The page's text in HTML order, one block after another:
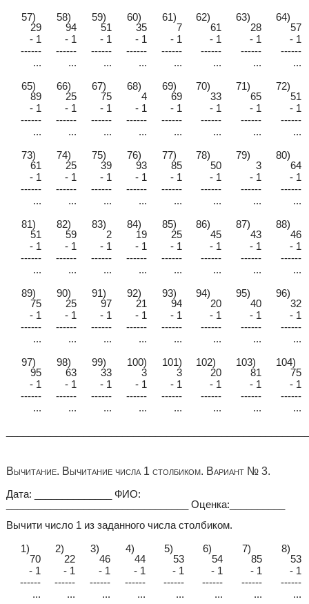
57)
29
58)
94
59)
51
60)
35
61)
7
62)
61
63)
28
64)
57
- 1
- 1 - 1 - 1 - 1 - 1 - 1
- 1
------
------ ------ ------ ------ ------ ------
------
...
... ... ... ... ... ...
...
65)
89
66)
25
67)
75
68)
4
69)
69
70)
33
71)
65
72)
51
- 1
- 1 - 1 - 1 - 1 - 1 - 1
- 1
------
------ ------ ------ ------ ------ ------
------
...
... ... ... ... ... ...
...
73)
61
74)
25
75)
39
76)
93
77)
85
78)
50
79)
3
80)
64
- 1
- 1 - 1 - 1 - 1 - 1 - 1
- 1
------
------ ------ ------ ------ ------ ------
------
...
... ... ... ... ... ...
...
81)
51
82)
59
83)
2
84)
19
85)
25
86)
45
87)
43
88)
46
- 1
- 1 - 1 - 1 - 1 - 1 - 1
- 1
------
------ ------ ------ ------ ------ ------
------
...
... ... ... ... ... ...
...
89)
75
90)
25
91)
97
92)
21
93)
94
94)
20
95)
40
96)
32
- 1
- 1 - 1 - 1 - 1 - 1 - 1
- 1
------
------ ------ ------ ------ ------ ------
------
...
... ... ... ... ... ...
...
97)
95
98)
63
99)
33
100)
3
101)
3
102)
20
103)
81
104)
75
- 1
- 1 - 1 - 1 - 1 - 1 - 1
- 1
------
------ ------ ------ ------ ------ ------
------
...
... ... ... ... ... ...
...
Вычитание. Вычитание числа 1 столбиком. Вариант № 3.
Дата: ______________ ФИО:
_________________________________ Оценка:__________
Вычити число 1 из заданного числа столбиком.
1)
70
2)
22
3)
46
4)
44
5)
53
6)
54
7)
85
8)
53
- 1
- 1 - 1 - 1 - 1 - 1 - 1
- 1
------
------ ------ ------ ------ ------ ------
------
...
... ... ... ... ... ... ...